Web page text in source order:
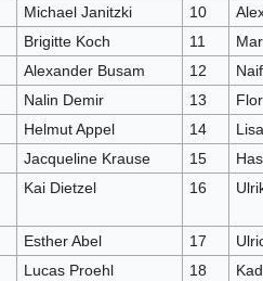
Michael Janitzki 10
Brigitte Koch 11
Alexander Busam 12
Nalin Demir 13
Helmut Appel 14
Jacqueline Krause 15
Kai Dietzel 16
Esther Abel 17
Lucas Proehl 18